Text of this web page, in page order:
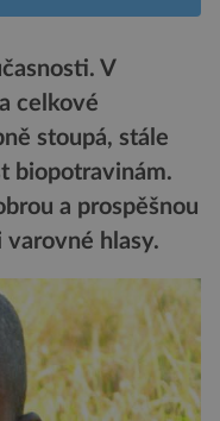
V
celkové
stoupá, stále
biopotravinám.
a prospěšnou
hlasy.